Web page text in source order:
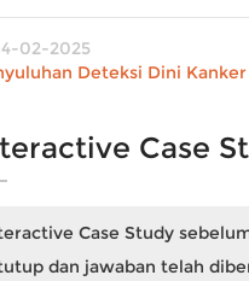
02-2025
Deteksi Dini
Case
Case Study
dan jawaban telah